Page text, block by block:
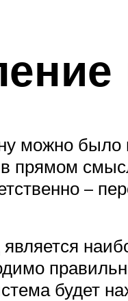
можно было
прямом
–
будет